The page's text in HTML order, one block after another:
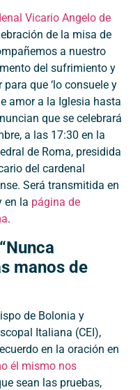
Vicario Angelo de
de la misa de
a nuestro
del sufrimiento y
que ‘lo consuele y
amor a la Iglesia hasta
que se celebrará
a las 17:30 en la
de Roma, presidida
del cardenal
Será transmitida en
en la página de
.
manos de
de Bolonia y
Italiana (CEI),
en la oración en
él mismo nos
sean las pruebas,